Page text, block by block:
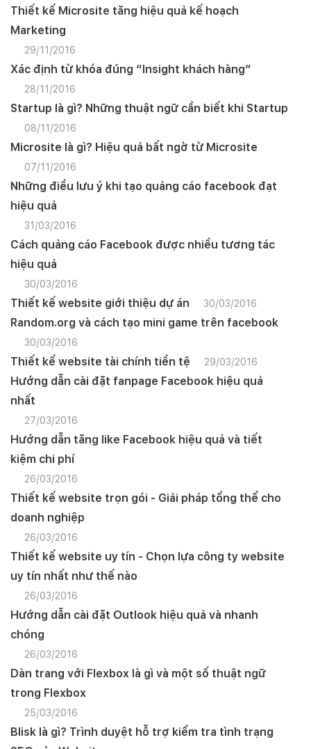
Thiết kế Microsite tăng hiệu quả kế hoạch
Marketing
29/11/2016
Xác định từ khóa đúng “Insight khách hàng”
28/11/2016
Startup là gì? Những thuật ngữ cần biết khi Startup
08/11/2016
Microsite là gì? Hiệu quả bất ngờ từ Microsite
07/11/2016
Những điều lưu ý khi tạo quảng cáo facebook đạt
hiệu quả
31/03/2016
Cách quảng cáo Facebook được nhiều tương tác
hiệu quả
30/03/2016
Thiết kế website giới thiệu dự án 30/03/2016
Random.org và cách tạo mini game trên facebook
30/03/2016
Thiết kế website tài chính tiền tệ 29/03/2016
Hướng dẫn cài đặt fanpage Facebook hiệu quả
nhất
27/03/2016
Hướng dẫn tăng like Facebook hiệu quả và tiết
kiệm chi phí
26/03/2016
Thiết kế website trọn gói - Giải pháp tổng thể cho
doanh nghiệp
26/03/2016
Thiết kế website uy tín - Chọn lựa công ty website
uy tín nhất như thế nào
26/03/2016
Hướng dẫn cài đặt Outlook hiệu quả và nhanh
chóng
26/03/2016
Dàn trang với Flexbox là gì và một số thuật ngữ
trong Flexbox
25/03/2016
Blisk là gì? Trình duyệt hỗ trợ kiểm tra tình trạng